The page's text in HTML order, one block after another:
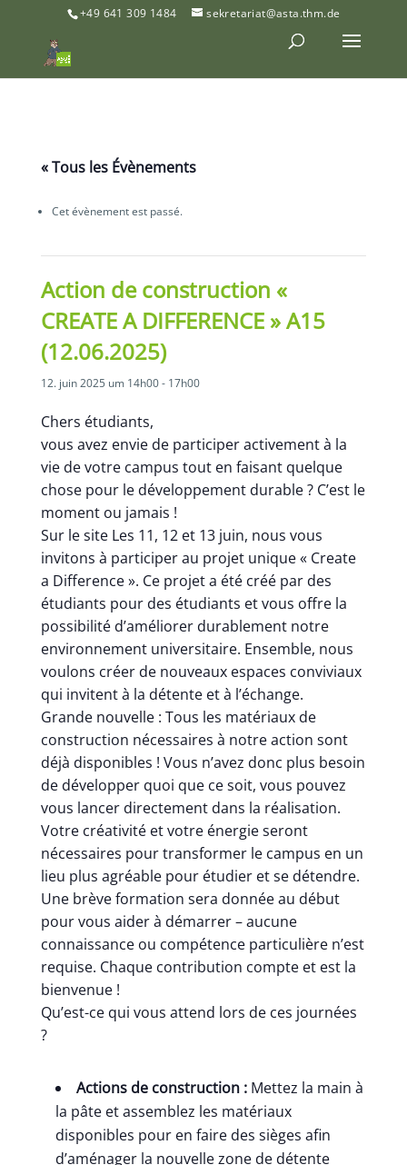
+49 641 309 1484 sekretariat@asta.thm.de
« Tous les Évènements
Cet évènement est passé.
Action de construction «
CREATE A DIFFERENCE » A15
(12.06.2025)
12. juin 2025 um 14h00- 17h00
Chers étudiants,
vous avez envie de participer activement à la
vie de votre campus tout en faisant quelque
chose pour le développement durable ? C’est le
moment ou jamais !
Sur le site Les 11, 12 et 13 juin, nous vous
invitons à participer au projet unique « Create
a Difference ». Ce projet a été créé par des
étudiants pour des étudiants et vous offre la
possibilité d’améliorer durablement notre
environnement universitaire. Ensemble, nous
voulons créer de nouveaux espaces conviviaux
qui invitent à la détente et à l’échange.
Grande nouvelle : Tous les matériaux de
construction nécessaires à notre action sont
déjà disponibles ! Vous n’avez donc plus besoin
de développer quoi que ce soit, vous pouvez
vous lancer directement dans la réalisation.
Votre créativité et votre énergie seront
nécessaires pour transformer le campus en un
lieu plus agréable pour étudier et se détendre.
Une brève formation sera donnée au début
pour vous aider à démarrer – aucune
connaissance ou compétence particulière n’est
requise. Chaque contribution compte et est la
bienvenue !
Qu’est-ce qui vous attend lors de ces journées
?
Actions de construction : Mettez la main à
la pâte et assemblez les matériaux
disponibles pour en faire des sièges afin
d’aménager la nouvelle zone de détente